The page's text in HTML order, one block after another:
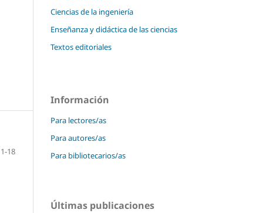
1-18
Ciencias de la ingeniería
Enseñanza y didáctica de las ciencias
Textos editoriales
Información
Para lectores/as
Para autores/as
Para bibliotecarios/as
Últimas publicaciones